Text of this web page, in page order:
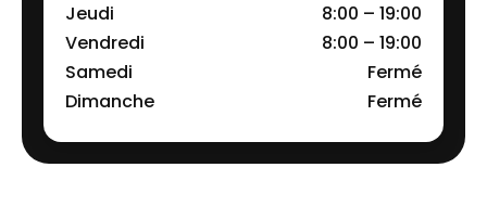
Jeudi
8:00 – 19:00
Vendredi
8:00 – 19:00
Samedi
Fermé
Dimanche
Fermé